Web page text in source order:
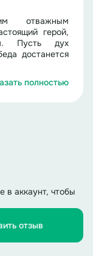
герой,
Пусть дух
достанется
мир сказки с
что
и веселое
полностью
в аккаунт, чтобы
отзыв